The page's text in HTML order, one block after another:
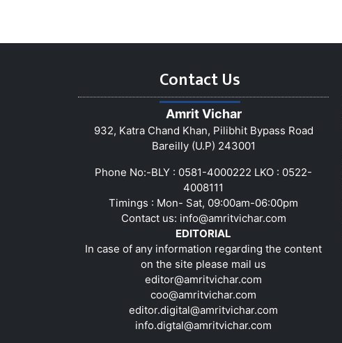
Contact Us
Amrit Vichar
932, Katra Chand Khan, Pilibhit Bypass Road
Bareilly (U.P) 243001
Phone No:-BLY : 0581-4000222 LKO : 0522-
4008111
Timings : Mon- Sat, 09:00am-06:00pm
Contact us: info@amritvichar.com
EDITORIAL
In case of any information regarding the content
on the site please mail us
editor@amritvichar.com
coo@amritvichar.com
editor.digital@amritvichar.com
info.digtal@amritvichar.com